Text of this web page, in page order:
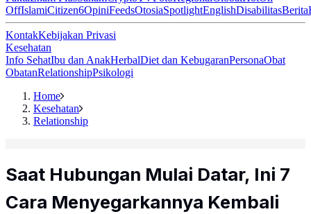
OffIslamiCitizen6OpiniFeedsOtosiaSpotlightEnglishDisabilitasBerita
KontakKebijakan Privasi
Kesehatan
Info SehatIbu dan AnakHerbalDiet dan KebugaranPersonaObat
ObatanRelationshipPsikologi
Home
Kesehatan
Relationship
Saat Hubungan Mulai Datar, Ini 7
Cara Menyegarkannya Kembali